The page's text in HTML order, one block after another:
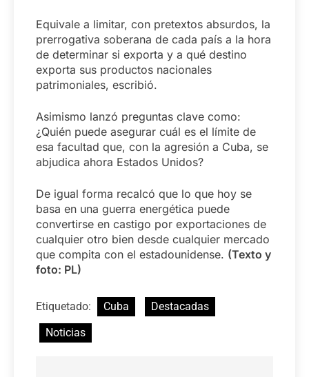
Equivale a limitar, con pretextos absurdos, la
prerrogativa soberana de cada país a la hora
de determinar si exporta y a qué destino
exporta sus productos nacionales
patrimoniales, escribió.
Asimismo lanzó preguntas clave como:
¿Quién puede asegurar cuál es el límite de
esa facultad que, con la agresión a Cuba, se
abjudica ahora Estados Unidos?
De igual forma recalcó que lo que hoy se
basa en una guerra energética puede
convertirse en castigo por exportaciones de
cualquier otro bien desde cualquier mercado
que compita con el estadounidense. (Texto y
foto: PL)
Etiquetado: Cuba
Destacadas
Noticias